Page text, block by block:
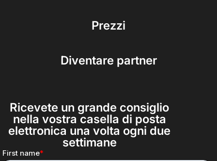
Prezzi
Diventare partner
Ricevete un grande consiglio
nella vostra casella di posta
elettronica una volta ogni due
settimane